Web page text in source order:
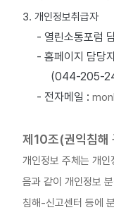
3. 개인정보취급자
- 열린소통포럼
- 홈페이지 담당
(044-205-
- 전자메일 :
제10조(권익침해
개인정보 주체는 개
음과 같이 개인정보
침해-신고센터 등에